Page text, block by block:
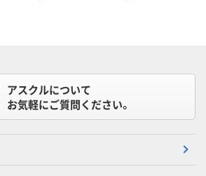
アスクルについて
お気軽にご質問ください。